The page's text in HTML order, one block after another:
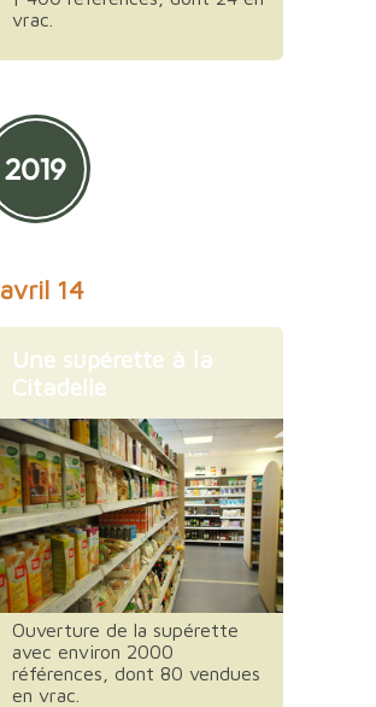
vrac.
2019
avril 14
Une supérette à la
Citadelle
Ouverture de la supérette
avec environ 2000
références, dont 80 vendues
en vrac.